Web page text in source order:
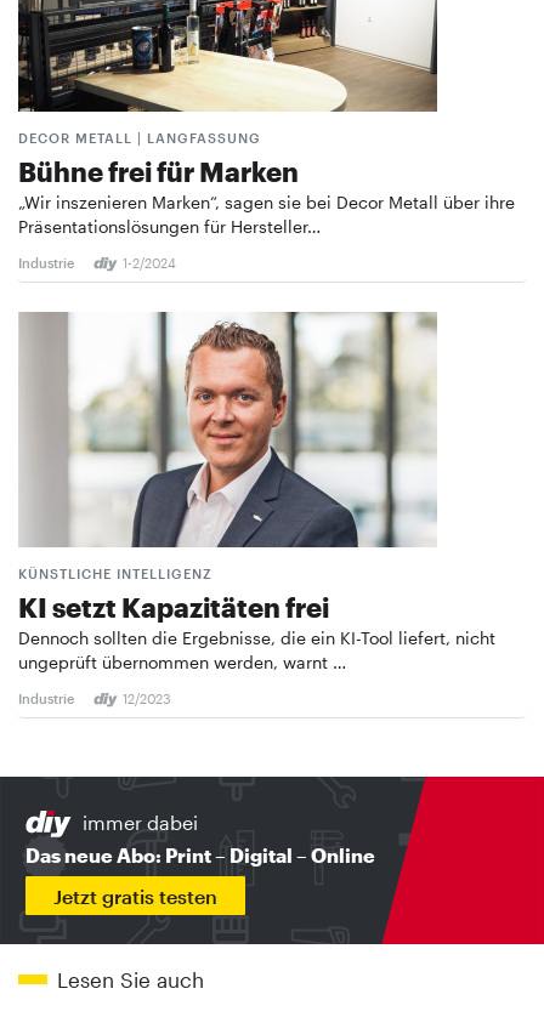
DECOR METALL | LANGFASSUNG
Bühne frei für Marken
„Wir inszenieren Marken“, sagen sie bei Decor Metall über ihre
Präsentationslösungen für Hersteller…
Industrie 1-2/2024
KÜNSTLICHE INTELLIGENZ
KI setzt Kapazitäten frei
Dennoch sollten die Ergebnisse, die ein KI-Tool liefert, nicht
ungeprüft übernommen werden, warnt …
Industrie 12/2023
immer dabei
Das neue Abo: Print – Digital – Online
Jetzt gratis testen
Lesen Sie auch